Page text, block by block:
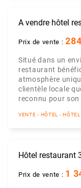
A vendre hôtel
Prix de vente :
Situé dans un
restaurant
atmosphère
clientèle locale
reconnu pour
VENTE - HÔTEL -
Hôtel restaurant
Prix de vente : 1